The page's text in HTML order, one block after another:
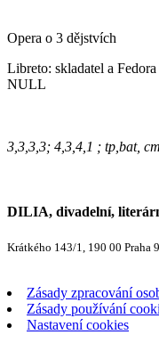
Opera o 3 dějstvích
Libreto: skladatel a
NULL
3,3,3,3; 4,3,4,1 ; tp,bat,
DILIA, divadelní,
Krátkého 143/1, 190 00 Praha
Zásady zpracování
Zásady používání
Nastavení cookies